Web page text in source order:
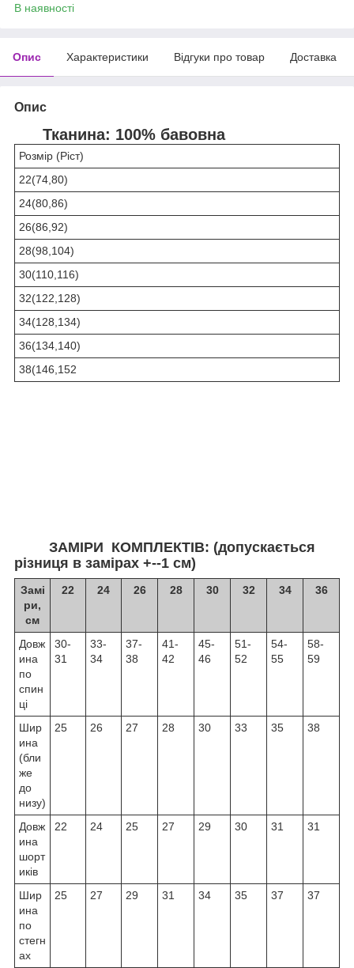
В наявності
Опис Характеристики Відгуки про товар Доставка
Опис
Тканина: 100% бавовна
Розмір (Ріст)
22(74,80)
24(80,86)
26(86,92)
28(98,104)
30(110,116)
32(122,128)
34(128,134)
36(134,140)
38(146,152
ЗАМІРИ КОМПЛЕКТІВ: (допускається
різниця в замірах +--1 см)
Замі
ри,
см
22 24 26 28 30 32 34 36
Довж
ина
по
спин
ці
30-
31
33-
34
37-
38
41-
42
45-
46
51-
52
54-
55
58-
59
Шир
ина
(бли
же
до
низу)
25 26 27 28 30 33 35 38
Довж
ина
шорт
иків
22 24 25 27 29 30 31 31
Шир
ина
по
стегн
ах
25 27 29 31 34 35 37 37